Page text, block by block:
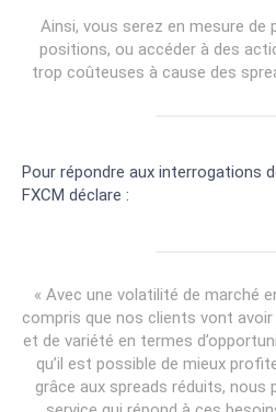
Ainsi, vous serez en mesure de
positions, ou accéder à des
trop coûteuses à cause des
Pour répondre aux interrogations
FXCM déclare :
« Avec une volatilité de marché
compris que nos clients vont
et de variété en termes
qu’il est possible de mieux
grâce aux spreads réduits, nous